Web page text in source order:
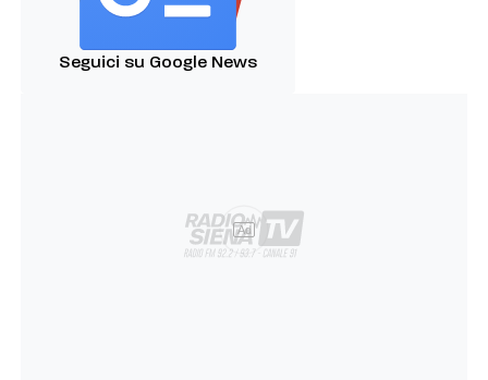
Seguici su Google News
Ad